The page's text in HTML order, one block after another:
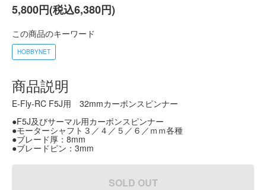
5,800円(税込6,380円)
この商品のキーワード
HOBBYNET
商品説明
E-Fly-RC F5J用 32mmカーボンスピンナー
●F5J及びサーマル用カーボンスピンナー
●モーターシャフト３／４／５／６／ｍｍ各種
●ブレード厚：8mm
●ブレードピン：3mm
SOLD OUT